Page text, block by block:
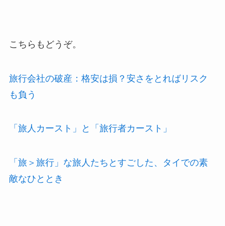
こちらもどうぞ。
旅行会社の破産：格安は損？安さをとればリスク
も負う
「旅人カースト」と「旅行者カースト」
「旅＞旅行」な旅人たちとすごした、タイでの素
敵なひととき